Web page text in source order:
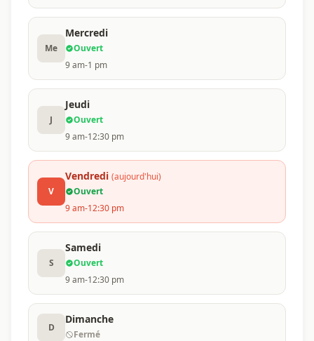
Me
Mercredi
Ouvert
9 am-1 pm
J
Jeudi
Ouvert
9 am-12:30 pm
V
Vendredi (aujourd'hui)
Ouvert
9 am-12:30 pm
S
Samedi
Ouvert
9 am-12:30 pm
D
Dimanche
Fermé